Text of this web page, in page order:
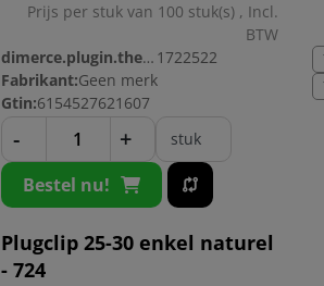
Prijs per stuk van 100 stuk(s) , Incl.
BTW
dimerce.plugin.theme.productnr: 1722522
Fabrikant:Geen merk
Gtin:6154527621607
- + stuk
Bestel nu!
Plugclip 25-30 enkel naturel
- 724